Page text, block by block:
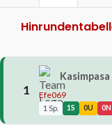
1
Kasimpasa
Efe069
1 Sp. 1S 0U 0N